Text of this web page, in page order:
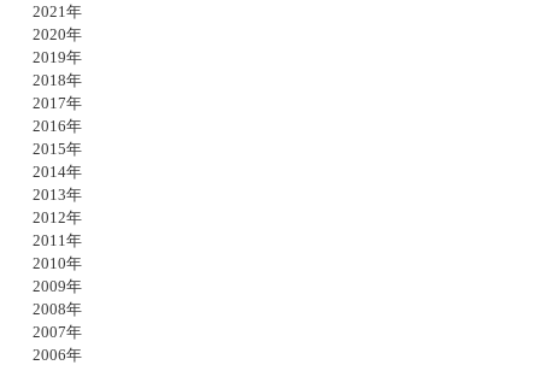
2021年
2020年
2019年
2018年
2017年
2016年
2015年
2014年
2013年
2012年
2011年
2010年
2009年
2008年
2007年
2006年